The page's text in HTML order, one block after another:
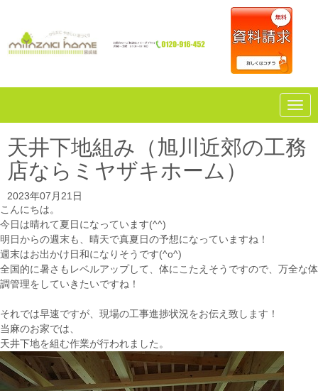
N
a
i
g
天井下地組み（旭川近郊の工務
店ならミヤザキホーム）
2023年07月21日
こんにちは。
今日は晴れて夏日になっています(^^)
明日からの週末も、晴天で真夏日の予想になっていますね！
週末はお出かけ日和になりそうです(^o^)
全国的に暑さもレベルアップして、体にこたえそうですので、万全な体
調管理をしていきたいですね！
それでは早速ですが、現場の工事進捗状況をお伝え致します！
当麻のお家では、
天井下地を組む作業が行われました。